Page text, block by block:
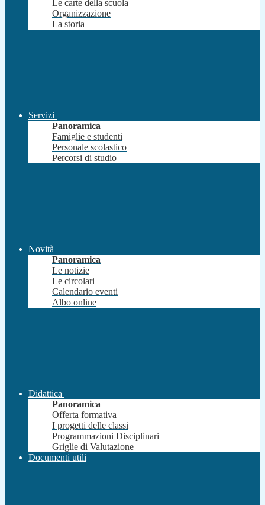
Le carte della scuola
Organizzazione
La storia
Servizi
Panoramica
Famiglie e studenti
Personale scolastico
Percorsi di studio
Novità
Panoramica
Le notizie
Le circolari
Calendario eventi
Albo online
Didattica
Panoramica
Offerta formativa
I progetti delle classi
Programmazioni Disciplinari
Griglie di Valutazione
Documenti utili